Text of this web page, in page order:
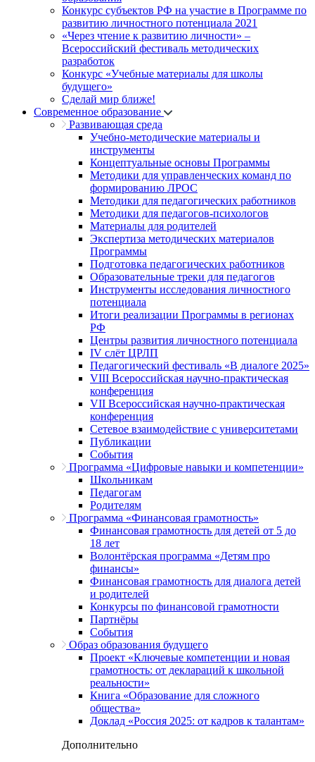
Конкурс субъектов РФ на участие в Программе по
развитию личностного потенциала 2021
«Через чтение к развитию личности» –
Всероссийский фестиваль методических
разработок
Конкурс «Учебные материалы для школы
будущего»
Сделай мир ближе!
Современное образование
Развивающая среда
Учебно-методические материалы и
инструменты
Концептуальные основы Программы
Методики для управленческих команд по
формированию ЛРОС
Методики для педагогических работников
Методики для педагогов-психологов
Материалы для родителей
Экспертиза методических материалов
Программы
Подготовка педагогических работников
Образовательные треки для педагогов
Инструменты исследования личностного
потенциала
Итоги реализации Программы в регионах
РФ
Центры развития личностного потенциала
IV слёт ЦРЛП
Педагогический фестиваль «В диалоге 2025»
VIII Всероссийская научно-практическая
конференция
VII Всероссийская научно-практическая
конференция
Сетевое взаимодействие с университетами
Публикации
События
Программа «Цифровые навыки и компетенции»
Школьникам
Педагогам
Родителям
Программа «Финансовая грамотность»
Финансовая грамотность для детей от 5 до
18 лет
Волонтёрская программа «Детям про
финансы»
Финансовая грамотность для диалога детей
и родителей
Конкурсы по финансовой грамотности
Партнёры
События
Образ образования будущего
Проект «Ключевые компетенции и новая
грамотность: от деклараций к школьной
реальности»
Книга «Образование для сложного
общества»
Доклад «Россия 2025: от кадров к талантам»
Дополнительно